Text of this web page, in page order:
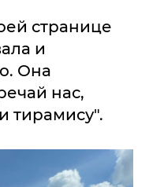
странице
и
Она
нас,
тирамису".